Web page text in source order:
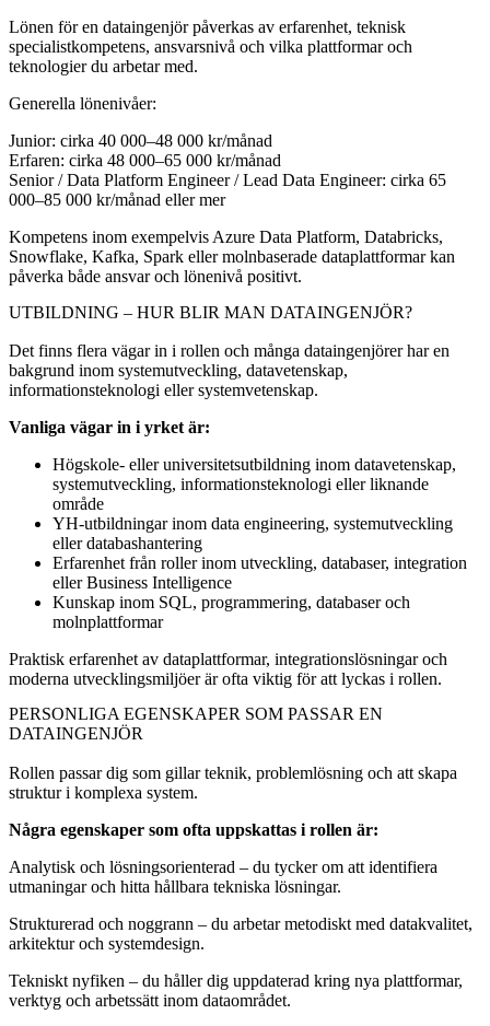
Lönen för en dataingenjör påverkas av erfarenhet, teknisk
specialistkompetens, ansvarsnivå och vilka plattformar och
teknologier du arbetar med.
Generella lönenivåer:
Junior: cirka 40 000–48 000 kr/månad
Erfaren: cirka 48 000–65 000 kr/månad
Senior / Data Platform Engineer / Lead Data Engineer: cirka 65
000–85 000 kr/månad eller mer
Kompetens inom exempelvis Azure Data Platform, Databricks,
Snowflake, Kafka, Spark eller molnbaserade dataplattformar kan
påverka både ansvar och lönenivå positivt.
UTBILDNING – HUR BLIR MAN DATAINGENJÖR?
Det finns flera vägar in i rollen och många dataingenjörer har en
bakgrund inom systemutveckling, datavetenskap,
informationsteknologi eller systemvetenskap.
Vanliga vägar in i yrket är:
Högskole- eller universitetsutbildning inom datavetenskap,
systemutveckling, informationsteknologi eller liknande
område
YH-utbildningar inom data engineering, systemutveckling
eller databashantering
Erfarenhet från roller inom utveckling, databaser, integration
eller Business Intelligence
Kunskap inom SQL, programmering, databaser och
molnplattformar
Praktisk erfarenhet av dataplattformar, integrationslösningar och
moderna utvecklingsmiljöer är ofta viktig för att lyckas i rollen.
PERSONLIGA EGENSKAPER SOM PASSAR EN
DATAINGENJÖR
Rollen passar dig som gillar teknik, problemlösning och att skapa
struktur i komplexa system.
Några egenskaper som ofta uppskattas i rollen är:
Analytisk och lösningsorienterad – du tycker om att identifiera
utmaningar och hitta hållbara tekniska lösningar.
Strukturerad och noggrann – du arbetar metodiskt med datakvalitet,
arkitektur och systemdesign.
Tekniskt nyfiken – du håller dig uppdaterad kring nya plattformar,
verktyg och arbetssätt inom dataområdet.